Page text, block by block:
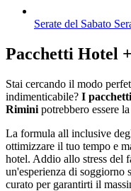
Serate del Sabato
Pacchetti Hotel
Stai cercando il modo
indimenticabile? I
Rimini potrebbero essere
La formula all inclusive
ottimizzare il tuo tempo e
hotel. Addio allo stress del
un'esperienza di soggiorno
curato per garantirti il